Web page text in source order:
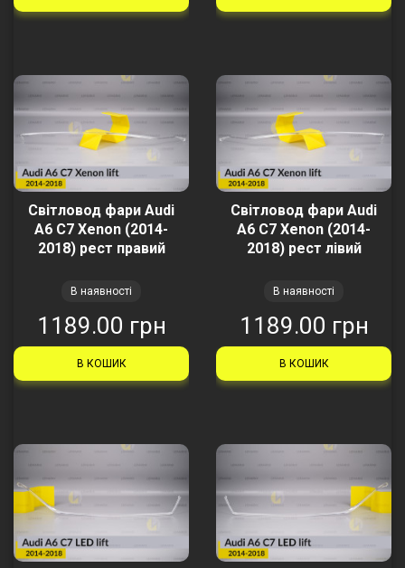
Світловод фари Audi
A6 C7 Xenon (2014-
2018) рест правий
В наявності
1189.00 грн
В КОШИК
Світловод фари Audi
A6 C7 Xenon (2014-
2018) рест лівий
В наявності
1189.00 грн
В КОШИК